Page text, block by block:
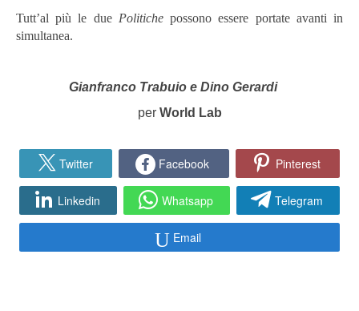
Tutt’al più le due Politichepossono essere portate avanti in
simultanea.
Gianfranco Trabuio e Dino Gerardi
per World Lab
Twitter Facebook Pinterest
Linkedin Whatsapp Telegram
Email